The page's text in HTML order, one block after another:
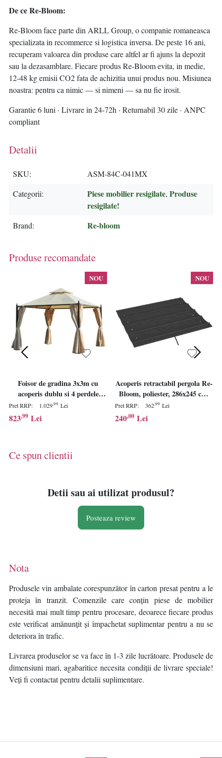
De ce Re-Bloom:
Re-Bloom face parte din ARLL Group, o companie romaneasca
specializata in recommerce si logistica inversa. De peste 16 ani,
recuperam valoarea din produse care altfel ar fi ajuns la depozit
sau la dezasamblare. Fiecare produs Re-Bloom evita, in medie,
12-48 kg emisii CO2 fata de achizitia unui produs nou. Misiunea
noastra: pentru ca nimic — si nimeni — sa nu fie irosit.
Garantie 6 luni · Livrare in 24-72h · Returnabil 30 zile · ANPC
compliant
Detalii
SKU
ASM-84C-041MX
Categorii
Piese mobilier resigilate, Produse
resigilate!
Brand Re-bloom
Produse recomandate
NOU
Foisor de gradina 3x3m cu
acoperis dublu si 4 perdele
laterale cu fermoar,
fier/poliester PA hidrofug,
300x300cm, streasina
Verificat A · Re-Bloom
Pret RRP: 1.029,99 Lei
823,99 Lei
NOU
Acoperis retractabil pergola Re-
Bloom, poliester, 286x245 cm,
protectie UV30+, gri inchis -
Verificat A · Re-Bloom
Pret RRP: 362,99 Lei
240,00 Lei
Ce spun clientii
Detii sau ai utilizat produsul?
Posteaza review
Nota
Produsele vin ambalate corespunzător în carton presat pentru a le
proteja în tranzit. Comenzile care conțin piese de mobilier
necesită mai mult timp pentru procesare, deoarece fiecare produs
este verificat amănunțit și împachetat suplimentar pentru a nu se
deteriora în trafic.
Livrarea produselor se va face în 1-3 zile lucrătoare. Produsele de
dimensiuni mari, agabaritice necesita condiții de livrare speciale!
Veți fi contactat pentru detalii suplimentare.